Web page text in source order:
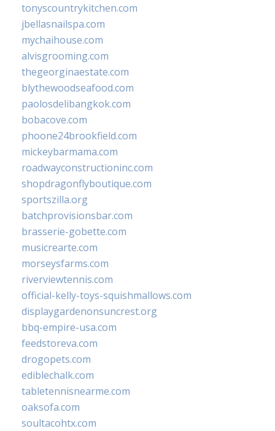
tonyscountrykitchen.com
jbellasnailspa.com
mychaihouse.com
alvisgrooming.com
thegeorginaestate.com
blythewoodseafood.com
paolosdelibangkok.com
bobacove.com
phoone24brookfield.com
mickeybarmama.com
roadwayconstructioninc.com
shopdragonflyboutique.com
sportszilla.org
batchprovisionsbar.com
brasserie-gobette.com
musicrearte.com
morseysfarms.com
riverviewtennis.com
official-kelly-toys-squishmallows.com
displaygardenonsuncrest.org
bbq-empire-usa.com
feedstoreva.com
drogopets.com
ediblechalk.com
tabletennisnearme.com
oaksofa.com
soultacohtx.com